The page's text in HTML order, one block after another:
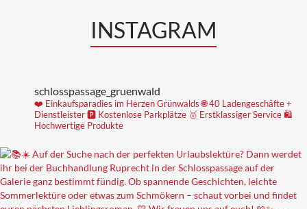
INSTAGRAM
schlosspassage_gruenwald
❤️ Einkaufsparadies im Herzen Grünwalds🌐 40 Ladengeschäfte +
Dienstleister🅿️ Kostenlose Parkplätze 🥇 Erstklassiger Service 🛍
Hochwertige Produkte